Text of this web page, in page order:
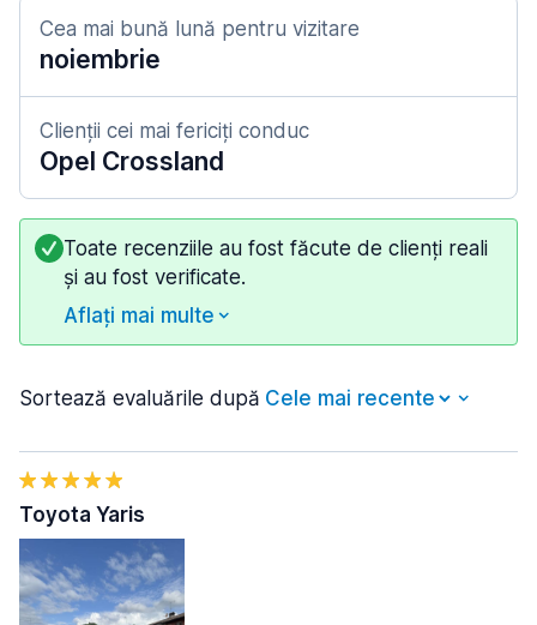
Cea mai bună lună pentru vizitare
noiembrie
Clienții cei mai fericiți conduc
Opel Crossland
Toate recenziile au fost făcute de clienți reali
și au fost verificate.
Aflați mai multe
Sortează evaluările după
Toyota Yaris